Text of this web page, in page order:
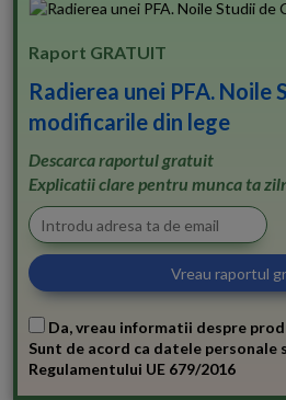
Raport GRATUIT
Radierea unei PFA. Noile
modificarile din lege
Descarca raportul gratuit
Explicatii clare pentru munca ta
Da, vreau informatii despre
Sunt de acord ca datele personale
Regulamentului UE 679/2016